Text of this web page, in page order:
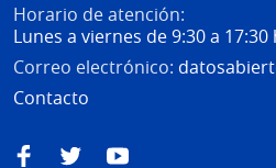
Horario de atención:
Lunes a viernes de 9:30 a 17:30
Correo electrónico:
Contacto
FacebookTwitterYouTube